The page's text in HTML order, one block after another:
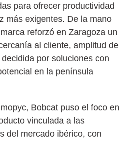
para ofrecer productividad
más exigentes. De la mano
reforzó en Zaragoza un
al cliente, amplitud de
por soluciones con
en la península
Bobcat puso el foco en
vinculada a las
del mercado ibérico, con